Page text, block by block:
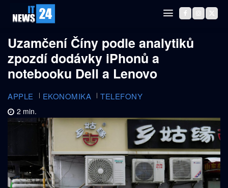
Uzamčení Číny podle analytiků
zpozdí dodávky iPhonů a
notebooku Dell a Lenovo
APPLE EKONOMIKA TELEFONY
2 min.